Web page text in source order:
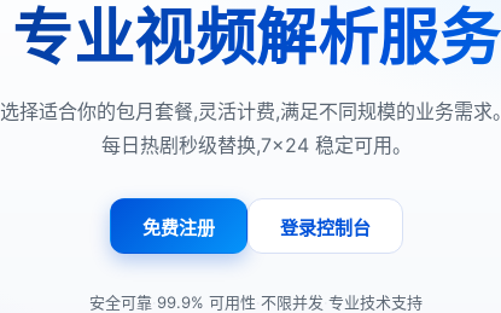
专业视频解析服务
选择适合你的包月套餐,灵活计费,满足不同规模的业务需求。
每日热剧秒级替换,7×24 稳定可用。
免费注册 登录控制台
安全可靠 99.9% 可用性 不限并发 专业技术支持